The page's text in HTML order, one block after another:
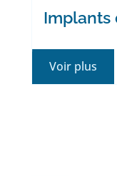
Implants
Voir plus